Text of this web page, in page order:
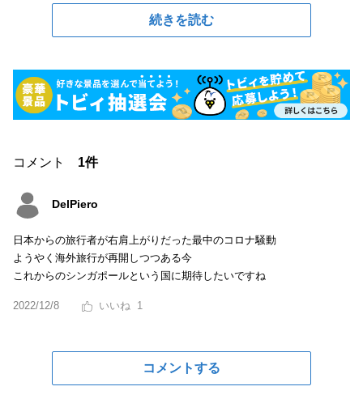
続きを読む
コメント 1件
DelPiero
日本からの旅行者が右肩上がりだった最中のコロナ騒動
ようやく海外旅行が再開しつつある今
これからのシンガポールという国に期待したいですね
2022/12/8 1
コメントする